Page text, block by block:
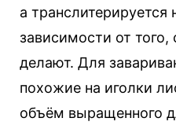
а
зависимости от того,
делают. Для
похожие на иголки
объём выращенного